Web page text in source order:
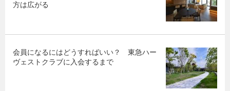
方は広がる
会員になるにはどうすればいい？ 東急ハー
ヴェストクラブに入会するまで